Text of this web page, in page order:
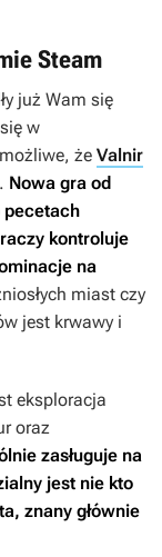
Steam
już Wam się
w
że Valnir
Nowa gra od
pecetach
kontroluje
na
miast czy
jest krwawy i
eksploracja
oraz
zasługuje na
jest nie kto
znany głównie